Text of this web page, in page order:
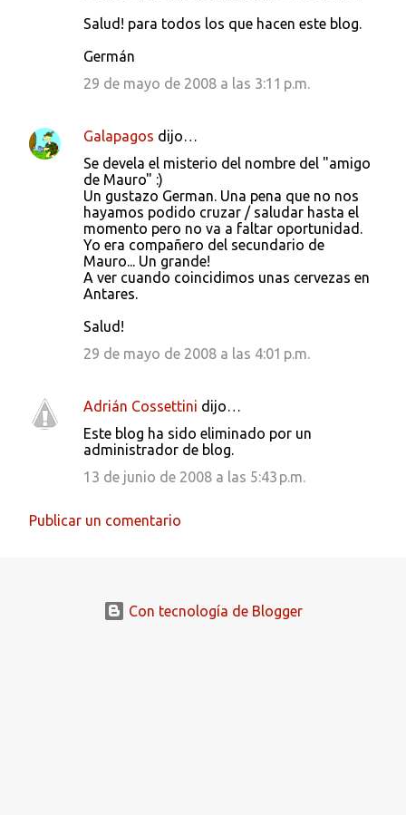
Salud! para todos los que hacen este blog.
Germán
29 de mayo de 2008 a las 3:11 p.m.
Galapagos dijo…
Se devela el misterio del nombre del "amigo
de Mauro" :)
Un gustazo German. Una pena que no nos
hayamos podido cruzar / saludar hasta el
momento pero no va a faltar oportunidad.
Yo era compañero del secundario de
Mauro... Un grande!
A ver cuando coincidimos unas cervezas en
Antares.
Salud!
29 de mayo de 2008 a las 4:01 p.m.
Adrián Cossettini dijo…
Este blog ha sido eliminado por un
administrador de blog.
13 de junio de 2008 a las 5:43 p.m.
Publicar un comentario
Con tecnología de Blogger